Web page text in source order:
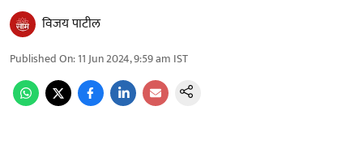
विजय पाटील
Published On:11 Jun 2024, 9:59 am IST